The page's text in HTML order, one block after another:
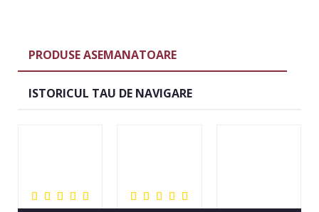
PRODUSE ASEMANATOARE
ISTORICUL TAU DE NAVIGARE